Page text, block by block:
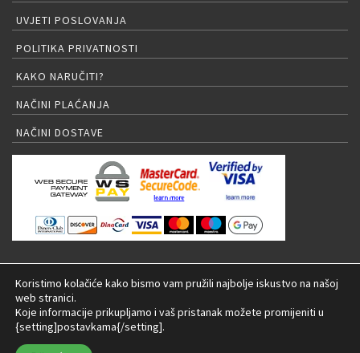
UVJETI POSLOVANJA
POLITIKA PRIVATNOSTI
KAKO NARUČITI?
NAČINI PLAĆANJA
NAČINI DOSTAVE
PRIJAVA NA NEWSLETTER
© 2026 LED rasvjeta Internet trgovina |
Koristimo kolačiće kako bismo vam pružili najbolje iskustvo na našoj
web stranici.
Koje informacije prikupljamo i vaš pristanak možete promijeniti u
{setting]postavkama{/setting].